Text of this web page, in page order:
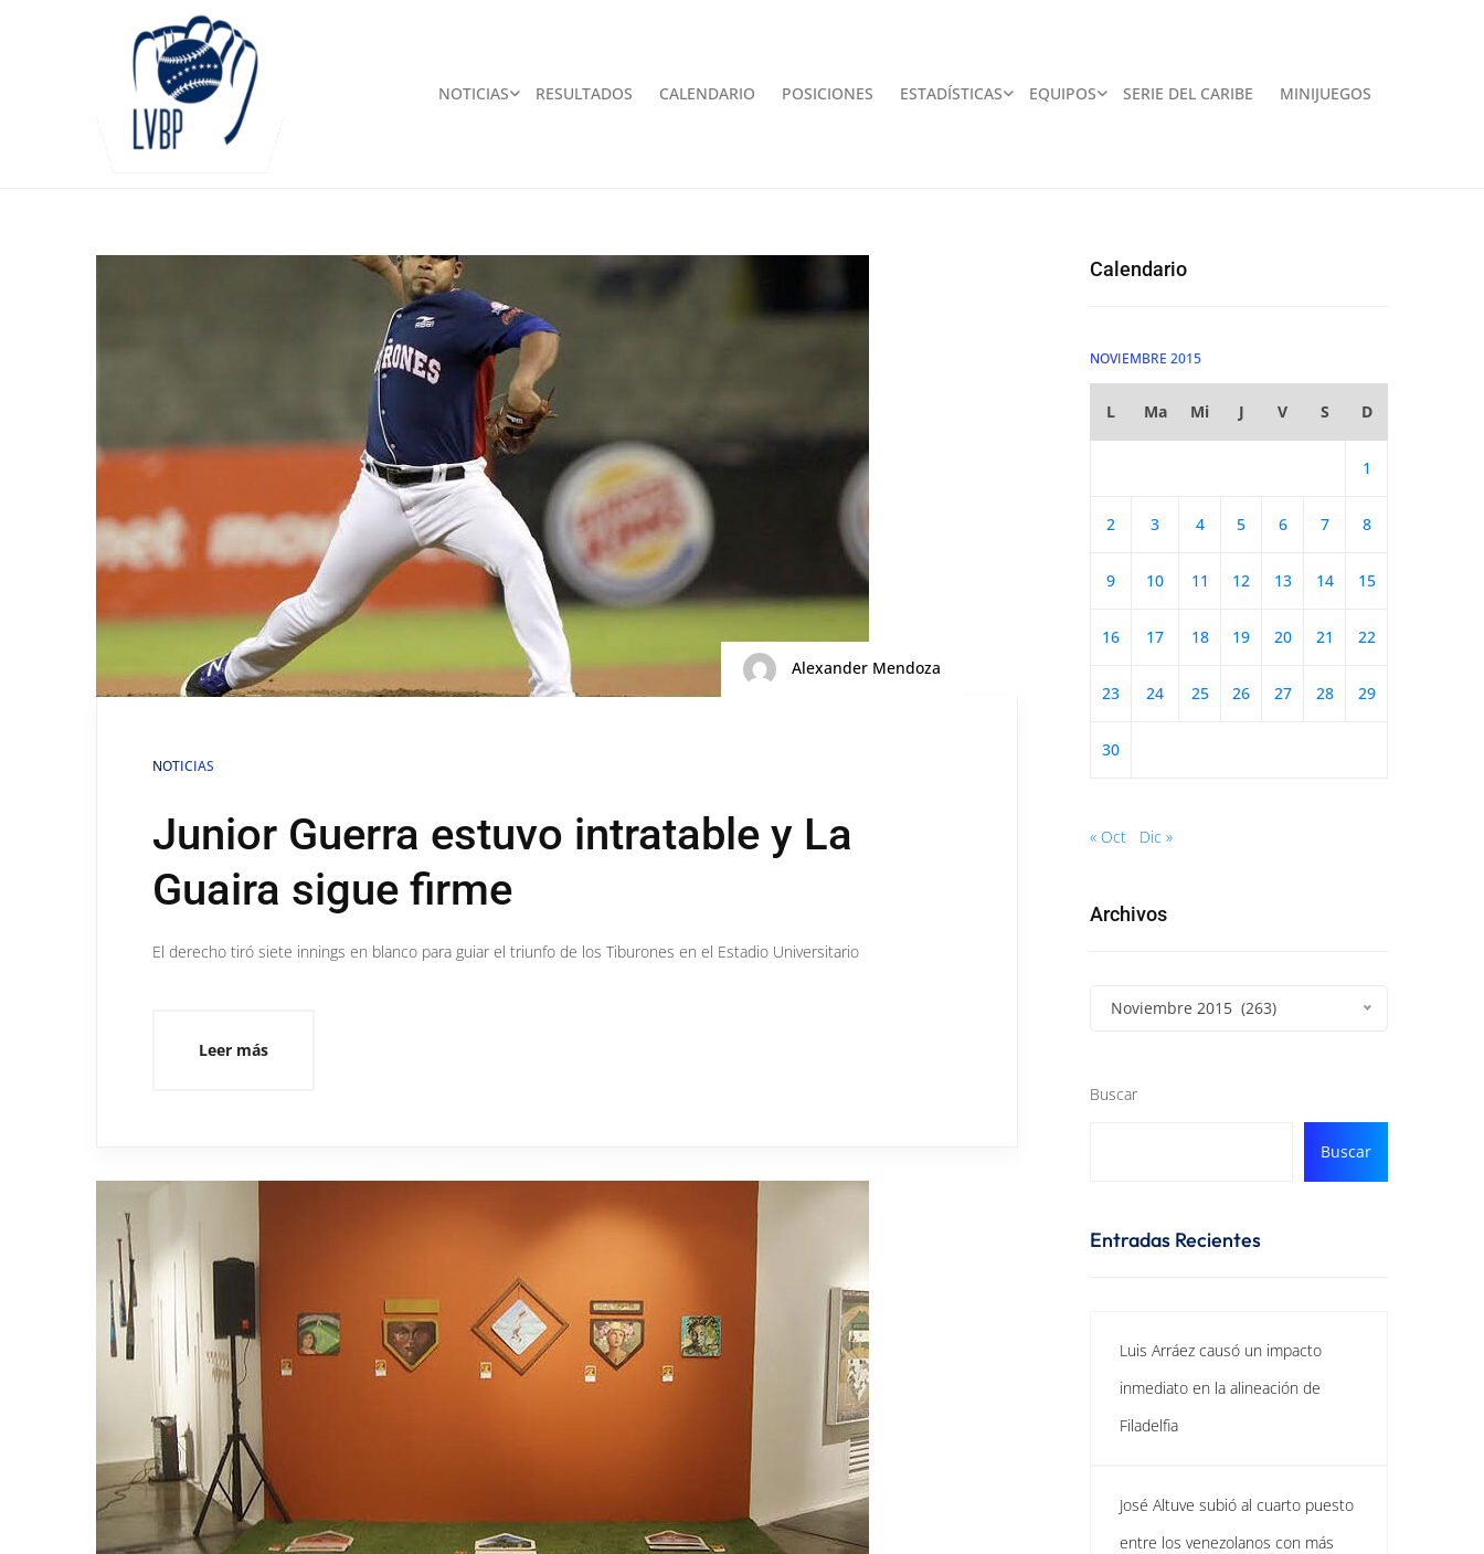
NOTICIAS RESULTADOS CALENDARIO POSICIONES ESTADÍSTICAS EQUIPOS SERIE DEL CARIBE MINIJUEGOS
Alexander Mendoza
NOTICIAS
Junior Guerra estuvo intratable y La
Guaira sigue firme
El derecho tiró siete innings en blanco para guiar el triunfo de los Tiburones en el Estadio Universitario
Leer más
Calendario
NOVIEMBRE 2015
L Ma Mi J V S D
1
2 3 4 5 6 7 8
9 10 11 12 13 14 15
16 17 18 19 20 21 22
23 24 25 26 27 28 29
30
« Oct Dic »
Archivos
Noviembre 2015 (263)
Buscar
Buscar
Entradas Recientes
Luis Arráez causó un impacto
inmediato en la alineación de
Filadelfia
José Altuve subió al cuarto puesto
entre los venezolanos con más